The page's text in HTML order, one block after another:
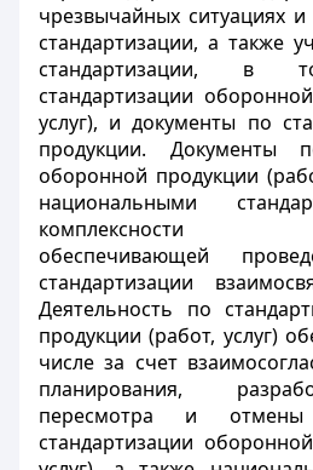
чрезвычайных ситуациях
стандартизации, а также
стандартизации,
стандартизации
услуг), и документы по
продукции. Документы
оборонной продукции
национальными
комплексности
обеспечивающей
стандартизации
Деятельность по
продукции (работ, услуг)
числе за счет
планирования,
пересмотра и
стандартизации